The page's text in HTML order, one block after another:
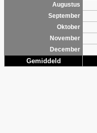
Augustus
September
Oktober
November
December
Gemiddeld